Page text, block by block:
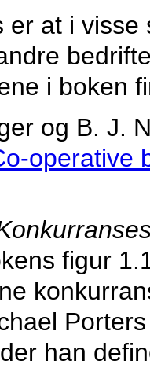
er at i
i boken
og B. J.
operative
figur
han